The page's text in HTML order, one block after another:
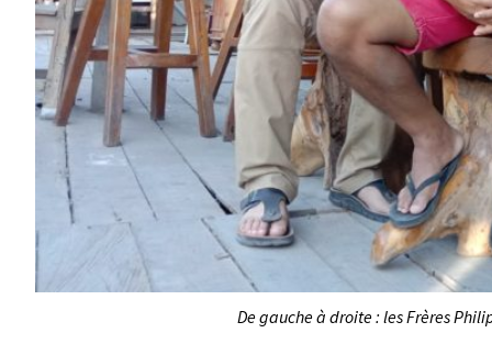
De gauche à droite : les Frères